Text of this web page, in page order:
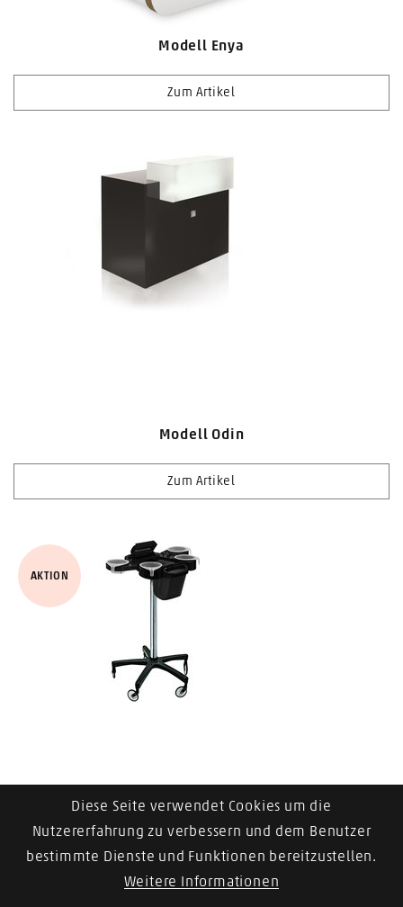
Modell Enya
Zum Artikel
Modell Odin
Zum Artikel
Trolley Service Plus
AKTION
Diese Seite verwendet Cookies um die
Nutzererfahrung zu verbessern und dem Benutzer
bestimmte Dienste und Funktionen bereitzustellen.
Weitere Informationen